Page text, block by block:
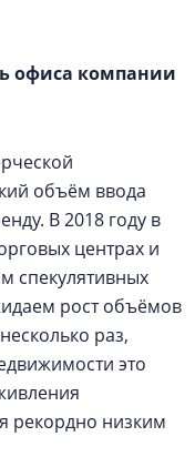
офиса компании
объём ввода
В 2018 году в
центрах и
спекулятивных
рост объёмов
раз,
это
рекордно низким